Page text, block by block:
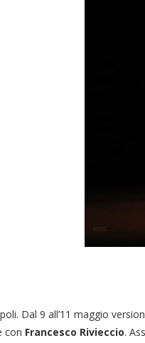
Dal 9 all’11 maggio
con Francesco Rivieccio.